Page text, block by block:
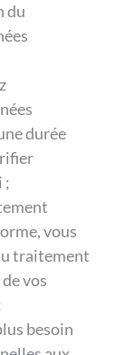
du
durée
;
vous
traitement
vos
besoin